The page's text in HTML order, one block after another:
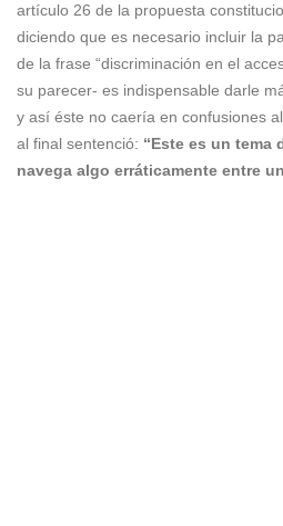
artículo 26 de la propuesta
diciendo que es necesario incluir la
de la frase “discriminación en el
su parecer- es indispensable darle
y así éste no caería en confusiones
al final sentenció: “Este es un tema
navega algo erráticamente entre